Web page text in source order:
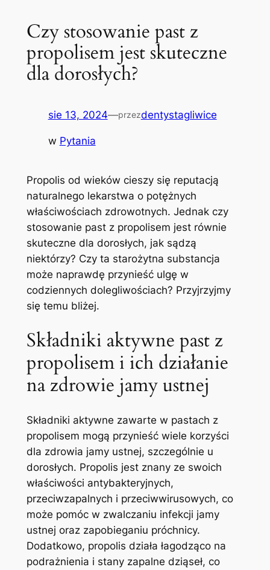
Czy stosowanie past z
propolisem jest skuteczne
dla dorosłych?
sie 13, 2024—przezdentystagliwice
w Pytania
Propolis od wieków cieszy⁤ się ‌reputacją
⁢naturalnego lekarstwa o potężnych
właściwościach zdrowotnych. Jednak czy
stosowanie past z propolisem jest ​równie
skuteczne dla dorosłych, jak sądzą
niektórzy? Czy ta starożytna substancja
może⁤ naprawdę przynieść ulgę w
codziennych dolegliwościach? Przyjrzyjmy
się temu bliżej.
Składniki aktywne past‍ z
propolisem i ich⁣ działanie
na zdrowie jamy⁢ ustnej
Składniki aktywne zawarte w pastach z
propolisem mogą przynieść wiele korzyści
dla zdrowia ​jamy ustnej, szczególnie u
dorosłych. Propolis jest ‌znany ze swoich
właściwości antybakteryjnych,
przeciwzapalnych⁤ i przeciwwirusowych, co⁢
może pomóc w zwalczaniu infekcji jamy
ustnej oraz zapobieganiu próchnicy.
Dodatkowo, propolis działa łagodząco na
podrażnienia i stany zapalne⁣ dziąseł, co